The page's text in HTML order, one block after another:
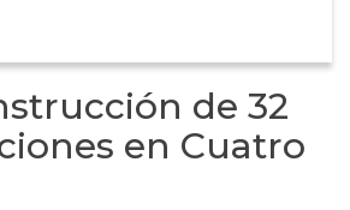
de 32
en Cuatro